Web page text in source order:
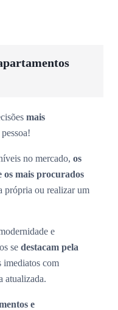
mais
no mercado, os
os mais procurados
própria ou realizar um
e
se destacam pela
imediatos com
atualizada.
e